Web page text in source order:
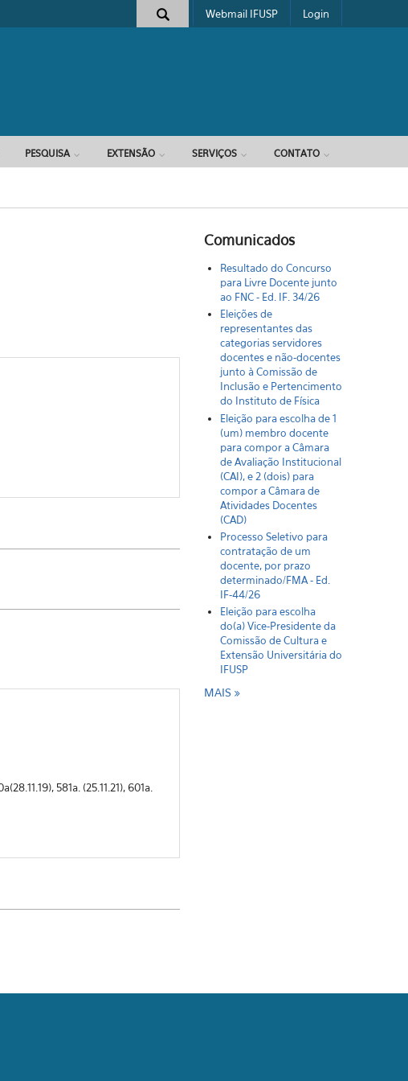
de busca
Webmail IFUSP Login
PESQUISA EXTENSÃO SERVIÇOS CONTATO
581a. (25.11.21), 601a.
Comunicados
Resultado do Concurso
para Livre Docente junto
ao FNC - Ed. IF. 34/26
Eleições de
representantes das
categorias servidores
docentes e não-docentes
junto à Comissão de
Inclusão e Pertencimento
do Instituto de Física
Eleição para escolha de 1
(um) membro docente
para compor a Câmara
de Avaliação Institucional
(CAI), e 2 (dois) para
compor a Câmara de
Atividades Docentes
(CAD)
Processo Seletivo para
contratação de um
docente, por prazo
determinado/FMA - Ed.
IF-44/26
Eleição para escolha
do(a) Vice-Presidente da
Comissão de Cultura e
Extensão Universitária do
IFUSP
MAIS